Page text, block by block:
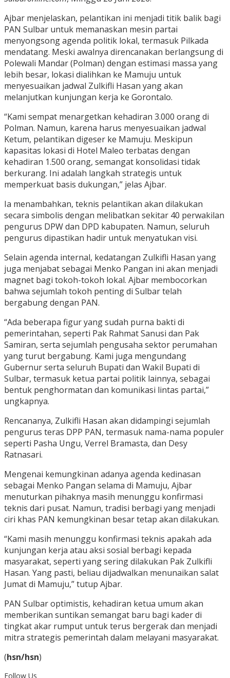
Ajbar menjelaskan, pelantikan ini menjadi titik balik bagi
PAN Sulbar untuk memanaskan mesin partai
menyongsong agenda politik lokal, termasuk Pilkada
mendatang. Meski awalnya direncanakan berlangsung di
Polewali Mandar (Polman) dengan estimasi massa yang
lebih besar, lokasi dialihkan ke Mamuju untuk
menyesuaikan jadwal Zulkifli Hasan yang akan
melanjutkan kunjungan kerja ke Gorontalo.
“Kami sempat menargetkan kehadiran 3.000 orang di
Polman. Namun, karena harus menyesuaikan jadwal
Ketum, pelantikan digeser ke Mamuju. Meskipun
kapasitas lokasi di Hotel Maleo terbatas dengan
kehadiran 1.500 orang, semangat konsolidasi tidak
berkurang. Ini adalah langkah strategis untuk
memperkuat basis dukungan,” jelas Ajbar.
Ia menambahkan, teknis pelantikan akan dilakukan
secara simbolis dengan melibatkan sekitar 40 perwakilan
pengurus DPW dan DPD kabupaten. Namun, seluruh
pengurus dipastikan hadir untuk menyatukan visi.
Selain agenda internal, kedatangan Zulkifli Hasan yang
juga menjabat sebagai Menko Pangan ini akan menjadi
magnet bagi tokoh-tokoh lokal. Ajbar membocorkan
bahwa sejumlah tokoh penting di Sulbar telah
bergabung dengan PAN.
“Ada beberapa figur yang sudah purna bakti di
pemerintahan, seperti Pak Rahmat Sanusi dan Pak
Samiran, serta sejumlah pengusaha sektor perumahan
yang turut bergabung. Kami juga mengundang
Gubernur serta seluruh Bupati dan Wakil Bupati di
Sulbar, termasuk ketua partai politik lainnya, sebagai
bentuk penghormatan dan komunikasi lintas partai,”
ungkapnya.
Rencananya, Zulkifli Hasan akan didampingi sejumlah
pengurus teras DPP PAN, termasuk nama-nama populer
seperti Pasha Ungu, Verrel Bramasta, dan Desy
Ratnasari.
Mengenai kemungkinan adanya agenda kedinasan
sebagai Menko Pangan selama di Mamuju, Ajbar
menuturkan pihaknya masih menunggu konfirmasi
teknis dari pusat. Namun, tradisi berbagi yang menjadi
ciri khas PAN kemungkinan besar tetap akan dilakukan.
“Kami masih menunggu konfirmasi teknis apakah ada
kunjungan kerja atau aksi sosial berbagi kepada
masyarakat, seperti yang sering dilakukan Pak Zulkifli
Hasan. Yang pasti, beliau dijadwalkan menunaikan salat
Jumat di Mamuju,” tutup Ajbar.
PAN Sulbar optimistis, kehadiran ketua umum akan
memberikan suntikan semangat baru bagi kader di
tingkat akar rumput untuk terus bergerak dan menjadi
mitra strategis pemerintah dalam melayani masyarakat.
(hsn/hsn)
Follow Us